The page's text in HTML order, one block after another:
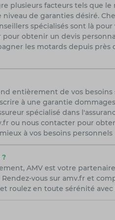
plusieurs facteurs tels que
de garanties désiré.
spécialisés sont là
obtenir un devis
les motards depuis
entièrement de vos
à une garantie
spécialisé dans
ou nous contacter pour
à vos besoins personnels
AMV est votre
Rendez-vous sur amv.fr et
roulez en toute sérénité